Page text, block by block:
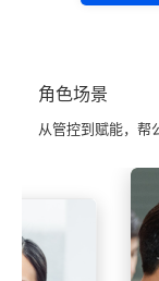
角色场景
从管控到赋能，帮